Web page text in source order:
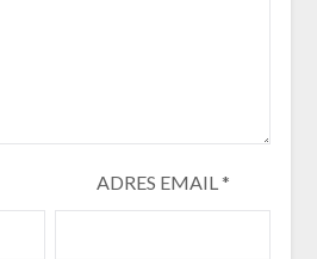
ADRES EMAIL *